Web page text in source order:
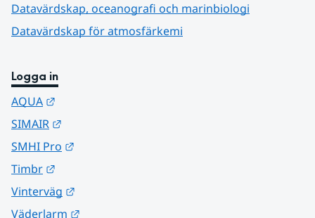
Datavärdskap, oceanografi och marinbiologi
Datavärdskap för atmosfärkemi
Logga in
AQUA
SIMAIR
SMHI Pro
Timbr
Vinterväg
Väderlarm